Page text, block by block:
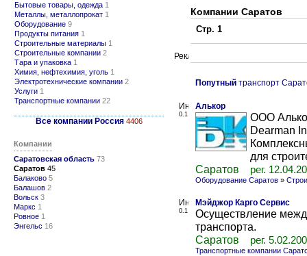
Бытовые товары, одежда 1
Металлы, металлопрокат 1
Оборудование 9
Продукты питания 1
Строительные материалы 1
Строительные компании 2
Тара и упаковка 1
Химия, нефтехимия, уголь 1
Электротехнические компании 2
Услуги 1
Транспортные компании 22
Все компании Россия 4406
Компании
Саратовская область 73
Саратов 45
Балаково 5
Балашов 2
Вольск 3
Маркс 1
Ровное 1
Энгельс 16
Компании Саратов
Стр. 1
Попутный транспорт
0.1
Алькор
ООО
Dearman
для
Саратов
рег.
Оборудование Саратов »
0.1
Мэйджор Карго Сервис
Осуществление
транспорта.
Саратов
рег.
Транспортные компании